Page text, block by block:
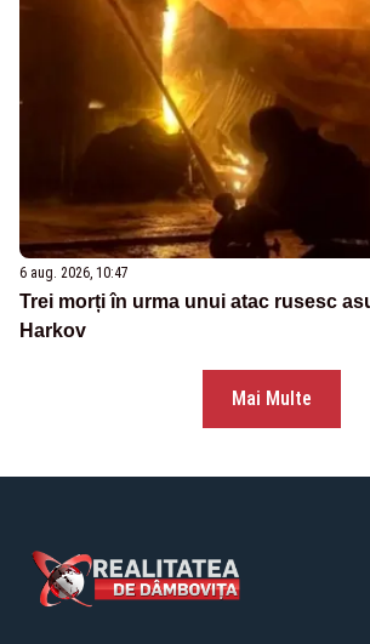
6 aug. 2026, 10:47
Trei morți în urma unui atac rusesc
Harkov
Mai Multe